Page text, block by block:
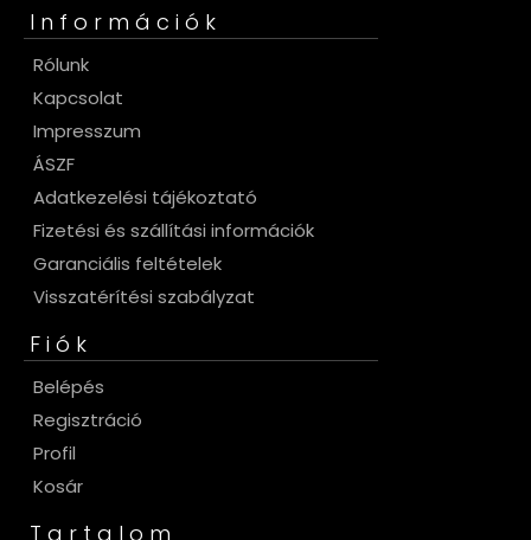
Információk
Rólunk
Kapcsolat
Impresszum
ÁSZF
Adatkezelési tájékoztató
Fizetési és szállítási információk
Garanciális feltételek
Visszatérítési szabályzat
Fiók
Belépés
Regisztráció
Profil
Kosár
Tartalom